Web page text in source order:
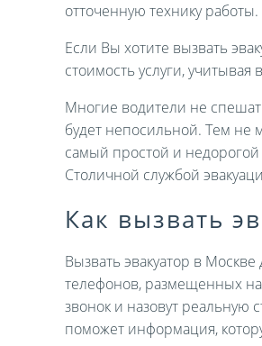
отточенную технику работы.
Если Вы хотите вызвать
стоимость услуги, учитывая
Многие водители не спешат
будет непосильной. Тем не
самый простой и недорогой
Столичной службой
Как вызвать
Вызвать эвакуатор в
телефонов, размещенных на
звонок и назовут реальную
поможет информация,